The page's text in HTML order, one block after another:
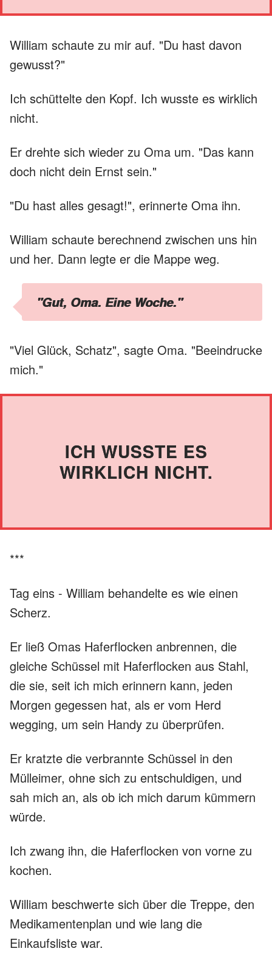
William schaute zu mir auf. "Du hast davon
gewusst?"
Ich schüttelte den Kopf. Ich wusste es wirklich
nicht.
Er drehte sich wieder zu Oma um. "Das kann
doch nicht dein Ernst sein."
"Du hast alles gesagt!", erinnerte Oma ihn.
William schaute berechnend zwischen uns hin
und her. Dann legte er die Mappe weg.
"Gut, Oma. Eine Woche."
"Viel Glück, Schatz", sagte Oma. "Beeindrucke
mich."
ICH WUSSTE ES
WIRKLICH NICHT.
***
Tag eins - William behandelte es wie einen
Scherz.
Er ließ Omas Haferflocken anbrennen, die
gleiche Schüssel mit Haferflocken aus Stahl,
die sie, seit ich mich erinnern kann, jeden
Morgen gegessen hat, als er vom Herd
wegging, um sein Handy zu überprüfen.
Er kratzte die verbrannte Schüssel in den
Mülleimer, ohne sich zu entschuldigen, und
sah mich an, als ob ich mich darum kümmern
würde.
Ich zwang ihn, die Haferflocken von vorne zu
kochen.
William beschwerte sich über die Treppe, den
Medikamentenplan und wie lang die
Einkaufsliste war.